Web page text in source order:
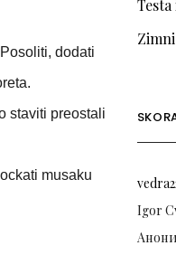
dodati
staviti preostali
musaku
Testa
Igor